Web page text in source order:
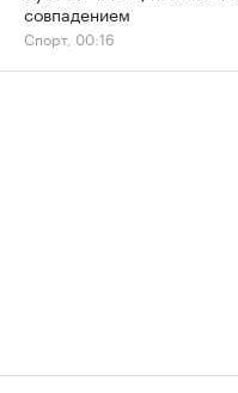
совпадением
Спорт, 00:16